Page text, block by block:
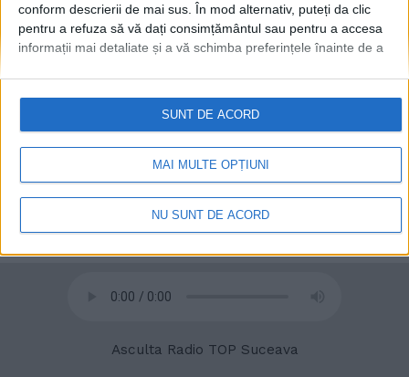
conform descrierii de mai sus. În mod alternativ, puteți da clic
pentru a refuza să vă dați consimțământul sau pentru a accesa
informații mai detaliate și a vă schimba preferințele înainte de a
retrageți consimțământul în orice moment, revenind la acest site
și făcând clic pe butonul "Confidențialitate" din partea de jos a
paginii web.
MAI MULTE OPȚIUNI
NU SUNT DE ACORD
SUNT DE ACORD
© 2020 Radio TOP Suceava 104 FM
Asculta Radio TOP Suceava